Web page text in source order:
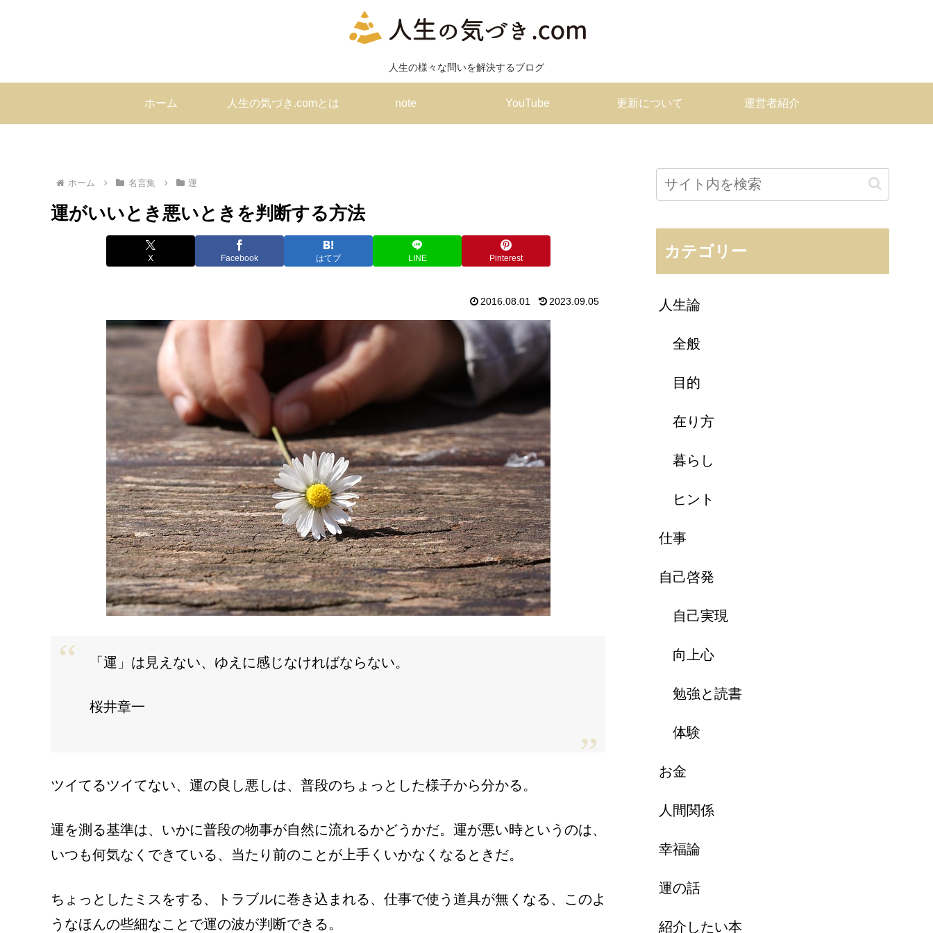
人生の様々な問いを解決するブログ
ホーム 人生の気づき.comとは note YouTube 更新について 運営者紹介
ホーム 名言集 運
運がいいとき悪いときを判断する方法
X Facebook はてブ LINE Pinterest
2016.08.01 2023.09.05
「運」は見えない、ゆえに感じなければならない。
桜井章一
ツイてるツイてない、運の良し悪しは、普段のちょっとした様子から分かる。
運を測る基準は、いかに普段の物事が自然に流れるかどうかだ。運が悪い時というのは、
いつも何気なくできている、当たり前のことが上手くいかなくなるときだ。
ちょっとしたミスをする、トラブルに巻き込まれる、仕事で使う道具が無くなる、このよ
うなほんの些細なことで運の波が判断できる。
カテゴリー
人生論
全般
目的
在り方
暮らし
ヒント
仕事
自己啓発
自己実現
向上心
勉強と読書
体験
お金
人間関係
幸福論
運の話
紹介したい本